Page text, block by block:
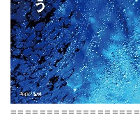
==================